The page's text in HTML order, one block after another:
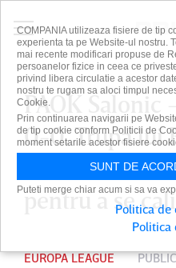
PAOK Salonic
0-0. Trupa lui
trebuie să
pentru a se
EUROPA LEAGUE
COMPANIA utilizeaza fisiere de tip
experienta ta pe Website-ul nostru.
mai recente modificari propuse de
persoanelor fizice in ceea ce
privind libera circulatie a acestor
nostru te rugam sa aloci timpul
Cookie.
Prin continuarea navigarii pe
de tip cookie conform Politicii de
moment setarile acestor fisiere
SUNT DE
Puteti merge chiar acum si sa va
Politica de
Politica